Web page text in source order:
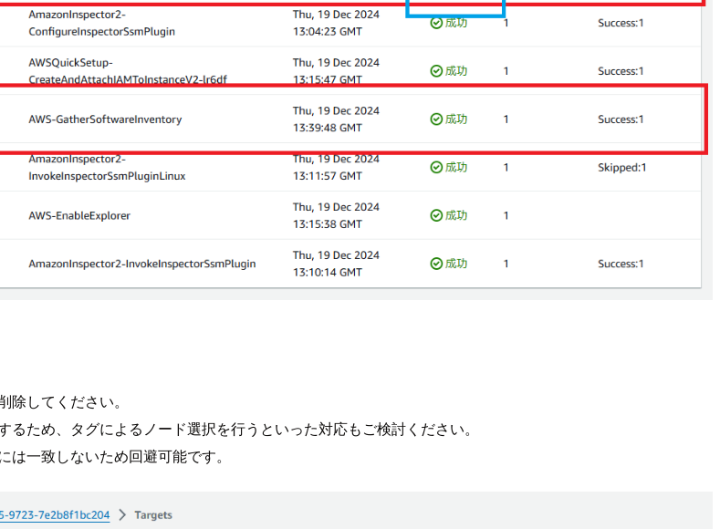
してください。
ため、タグによるノード選択を行うといった対応もご検討ください。
一致しないため回避可能です。